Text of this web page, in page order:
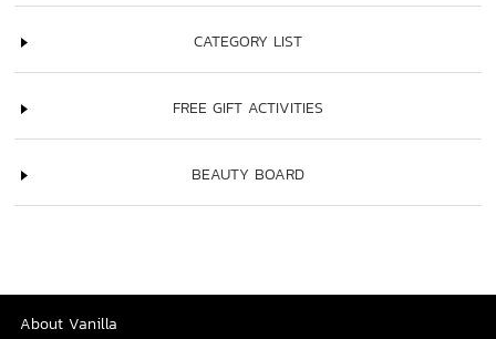
CATEGORY LIST
FREE GIFT ACTIVITIES
BEAUTY BOARD
About Vanilla